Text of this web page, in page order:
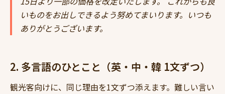
いものをお出しできるよう努めてまいります。いつも
ありがとうございます。
2. 多言語のひとこと（英・中・韓 1文ずつ）
観光客向けに、同じ理由を1文ずつ添えます。難しい言い